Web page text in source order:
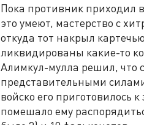
Пока противник приходил в
это умеют, мастерство с
откуда тот накрыл
ликвидированы какие-то
Алимкул-мулла решил, что
представительными
войско его приготовилось
помешало ему